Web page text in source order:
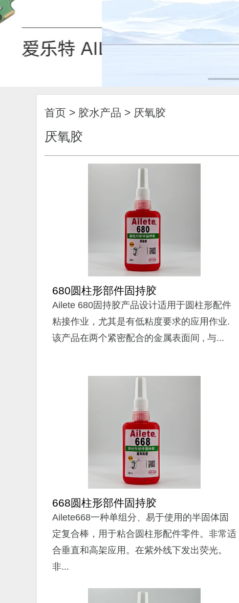
首页 > 胶水产品 > 厌氧胶
厌氧胶
680圆柱形部件固持胶
Ailete 680固持胶产品设计适用于圆柱形配件
粘接作业，尤其是有低粘度要求的应用作业.
该产品在两个紧密配合的金属表面间 , 与...
668圆柱形部件固持胶
Ailete668一种单组分、易于使用的半固体固
定复合棒，用于粘合圆柱形配件零件。非常适
合垂直和高架应用。在紫外线下发出荧光。
非...